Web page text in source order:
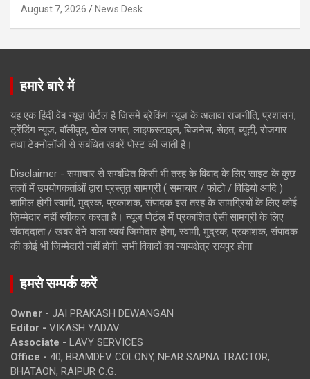
August 7, 2026 News Desk
हमारे बारे में
यह एक हिंदी वेब न्यूज़ पोर्टल है जिसमें ब्रेकिंग न्यूज़ के अलावा राजनीति, प्रशासन,
ट्रेंडिंग न्यूज, बॉलीवुड, खेल जगत, लाइफस्टाइल, बिजनेस, सेहत, ब्यूटी, रोजगार
तथा टेक्नोलॉजी से संबंधित खबरें पोस्ट की जाती है।
Disclaimer - समाचार से सम्बंधित किसी भी तरह के विवाद के लिए साइट के कुछ
तत्वों में उपयोगकर्ताओं द्वारा प्रस्तुत सामग्री ( समाचार / फोटो / विडियो आदि )
शामिल होगी स्वामी, मुद्रक, प्रकाशक, संपादक इस तरह के सामग्रियों के लिए कोई
ज़िम्मेदार नहीं स्वीकार करता है। न्यूज़ पोर्टल में प्रकाशित ऐसी सामग्री के लिए
संवाददाता / खबर देने वाला स्वयं जिम्मेदार होगा, स्वामी, मुद्रक, प्रकाशक, संपादक
की कोई भी जिम्मेदारी नहीं होगी. सभी विवादों का न्यायक्षेत्र रायपुर होगा
हमसे सम्पर्क करें
Owner - JAI PRAKASH DEWANGAN
Editor - VIKASH YADAV
Associate - LAVY SERVICES
Office - 40, BRAMDEV COLONY, NEAR SAPNA TRACTOR,
BHATAON, RAIPUR C.G.